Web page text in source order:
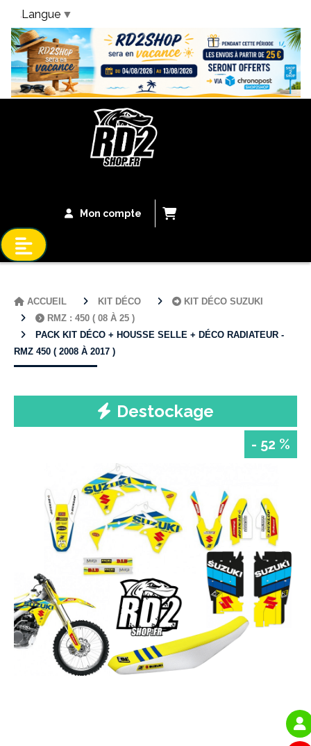
Bandeau Vacances
Mon compte
ACCUEIL KIT DÉCO
KIT DÉCO SUZUKI
RMZ : 450 ( 08 À 25 )
PACK KIT DÉCO + HOUSSE SELLE + DÉCO RADIATEUR -
RMZ 450 ( 2008 À 2017 )
- 52 %
Destockage
Langue ▼